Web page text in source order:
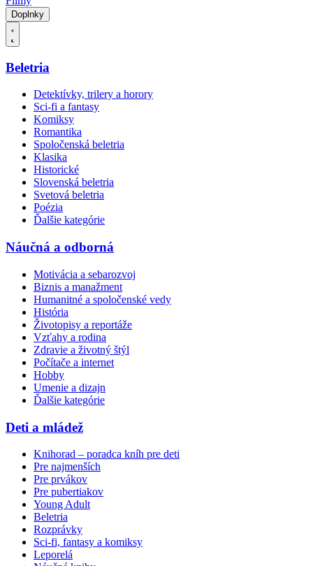
Doplnky
Beletria
Detektívky, trilery a horory
Sci-fi a fantasy
Komiksy
Romantika
Spoločenská beletria
Klasika
Historické
Slovenská beletria
Svetová beletria
Poézia
Ďalšie kategórie
Náučná a odborná
Motivácia a sebarozvoj
Biznis a manažment
Humanitné a spoločenské vedy
História
Životopisy a reportáže
Vzťahy a rodina
Zdravie a životný štýl
Počítače a internet
Hobby
Umenie a dizajn
Ďalšie kategórie
Deti a mládež
Knihorad – poradca kníh pre deti
Pre najmenších
Pre prvákov
Pre pubertiakov
Young Adult
Beletria
Rozprávky
Sci-fi, fantasy a komiksy
Leporelá